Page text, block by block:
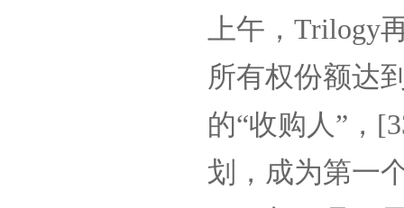
上午， Trilogy
所有权份额达
的“收购人”，
划，成为第一